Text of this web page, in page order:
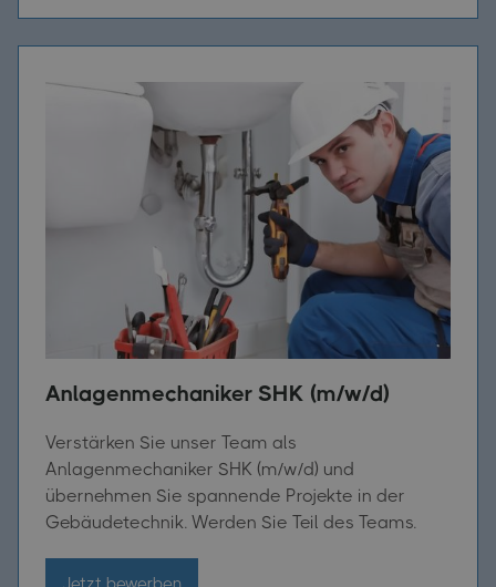
Anlagenmechaniker SHK (m/w/d)
Verstärken Sie unser Team als
Anlagenmechaniker SHK (m/w/d) und
übernehmen Sie spannende Projekte in der
Gebäudetechnik. Werden Sie Teil des Teams.